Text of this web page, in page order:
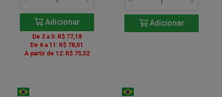
Adicionar
De 2 a 5: R$ 77,18
De 6 a 11: R$ 78,01
A partir de 12: R$ 75,52
Adicionar